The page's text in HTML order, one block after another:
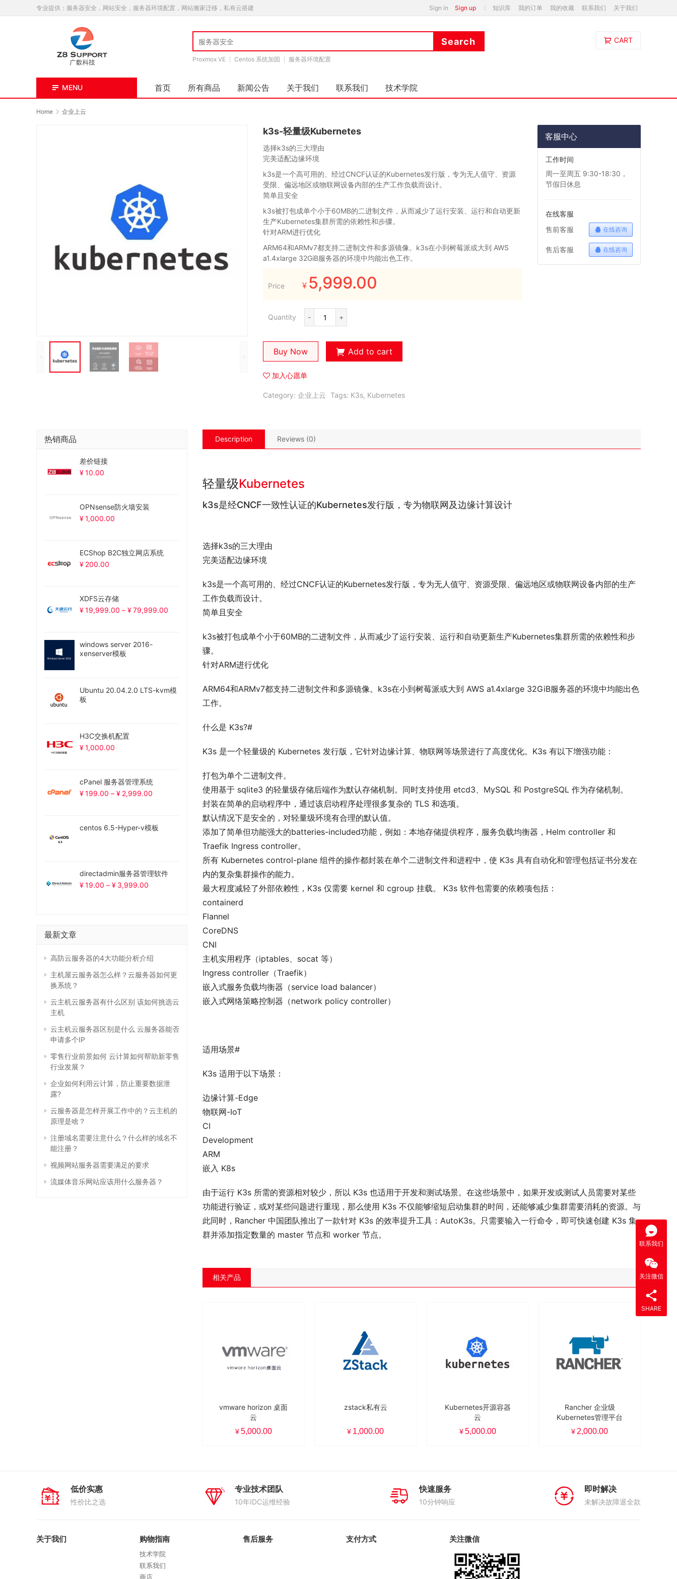
专业提供：服务器安全，网站安全，服务器环境配置，网站搬家迁移，私有云搭建 Sign in Sign up 知识库 我的订单 我的收藏 联系我们 关于我们
Proxmox VE Centos 系统加固 服务器环境配置
CART
MENU 首页 所有商品 新闻公告 关于我们 联系我们 技术学院
Home 企业上云
k3s-轻量级Kubernetes
选择k3s的三大理由
完美适配边缘环境
k3s是一个高可用的、经过CNCF认证的Kubernetes发行版，专为无人值守、资源
受限、偏远地区或物联网设备内部的生产工作负载而设计。
简单且安全
k3s被打包成单个小于60MB的二进制文件，从而减少了运行安装、运行和自动更新
生产Kubernetes集群所需的依赖性和步骤。
针对ARM进行优化
ARM64和ARMv7都支持二进制文件和多源镜像。k3s在小到树莓派或大到 AWS
a1.4xlarge 32GiB服务器的环境中均能出色工作。
Price ¥ 5,999.00
Quantity - +
Buy Now Add to cart
加入心愿单
Category: 企业上云 Tags: K3s, Kubernetes
客服中心
工作时间
周一至周五 9:30-18:30，
节假日休息
在线客服
售前客服
在线咨询
售后客服 在线咨询
Description Reviews (0)
轻量级Kubernetes
k3s是经CNCF一致性认证的Kubernetes发行版，专为物联网及边缘计算设计
选择k3s的三大理由
完美适配边缘环境
k3s是一个高可用的、经过CNCF认证的Kubernetes发行版，专为无人值守、资源受限、偏远地区或物联网设备内部的生产
工作负载而设计。
简单且安全
k3s被打包成单个小于60MB的二进制文件，从而减少了运行安装、运行和自动更新生产Kubernetes集群所需的依赖性和步
骤。
针对ARM进行优化
ARM64和ARMv7都支持二进制文件和多源镜像。k3s在小到树莓派或大到 AWS a1.4xlarge 32GiB服务器的环境中均能出色
工作。
什么是 K3s?#
K3s 是一个轻量级的 Kubernetes 发行版，它针对边缘计算、物联网等场景进行了高度优化。K3s 有以下增强功能：
打包为单个二进制文件。
使用基于 sqlite3 的轻量级存储后端作为默认存储机制。同时支持使用 etcd3、MySQL 和 PostgreSQL 作为存储机制。
封装在简单的启动程序中，通过该启动程序处理很多复杂的 TLS 和选项。
默认情况下是安全的，对轻量级环境有合理的默认值。
添加了简单但功能强大的batteries-included功能，例如：本地存储提供程序，服务负载均衡器，Helm controller 和
Traefik Ingress controller。
所有 Kubernetes control-plane 组件的操作都封装在单个二进制文件和进程中，使 K3s 具有自动化和管理包括证书分发在
内的复杂集群操作的能力。
最大程度减轻了外部依赖性，K3s 仅需要 kernel 和 cgroup 挂载。 K3s 软件包需要的依赖项包括：
containerd
Flannel
CoreDNS
CNI
主机实用程序（iptables、socat 等）
Ingress controller（Traefik）
嵌入式服务负载均衡器（service load balancer）
嵌入式网络策略控制器（network policy controller）
适用场景#
K3s 适用于以下场景：
边缘计算-Edge
物联网-IoT
CI
Development
ARM
嵌入 K8s
由于运行 K3s 所需的资源相对较少，所以 K3s 也适用于开发和测试场景。在这些场景中，如果开发或测试人员需要对某些
功能进行验证，或对某些问题进行重现，那么使用 K3s 不仅能够缩短启动集群的时间，还能够减少集群需要消耗的资源。与
此同时，Rancher 中国团队推出了一款针对 K3s 的效率提升工具：AutoK3s。只需要输入一行命令，即可快速创建 K3s 集
群并添加指定数量的 master 节点和 worker 节点。
相关产品
vmware horizon 桌面
云
¥ 5,000.00
zstack私有云
¥ 1,000.00
Kubernetes开源容器
云
¥ 5,000.00
Rancher 企业级
Kubernetes管理平台
¥ 2,000.00
热销商品
差价链接
¥10.00
OPNsense防火墙安装
¥1,000.00
ECShop B2C独立网店系统
¥ 200.00
XDFS云存储
¥19,999.00 – ¥79,999.00
windows server 2016-
xenserver模板
Ubuntu 20.04.2.0 LTS-kvm模
板
H3C交换机配置
¥1,000.00
cPanel 服务器管理系统
¥199.00 – ¥ 2,999.00
centos 6.5-Hyper-v模板
directadmin服务器管理软件
¥19.00 – ¥ 3,999.00
最新文章
高防云服务器的4大功能分析介绍
主机屋云服务器怎么样？云服务器如何更
换系统？
云主机云服务器有什么区别 该如何挑选云
主机
云主机云服务器区别是什么 云服务器能否
申请多个IP
零售行业前景如何 云计算如何帮助新零售
行业发展？
企业如何利用云计算，防止重要数据泄
露?
云服务器是怎样开展工作中的？云主机的
原理是啥？
注册域名需要注意什么？什么样的域名不
能注册？
视频网站服务器需要满足的要求
流媒体音乐网站应该用什么服务器？
低价实惠
性价比之选
专业技术团队
10年IDC运维经验
快速服务
10分钟响应
即时解决
未解决故障退全款
关于我们 购物指南
技术学院
联系我们
商店
售后服务 支付方式 关注微信
联系我们
关注微信
SHARE